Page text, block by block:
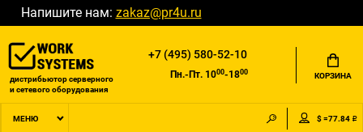
Напишите нам: zakaz@pr4u.ru
дистрибьютор серверного
и сетевого оборудования
+7 (495) 580-52-10
Пн.-Пт. 1000-1800 КОРЗИНА
МЕНЮ $ =77.84 ₽